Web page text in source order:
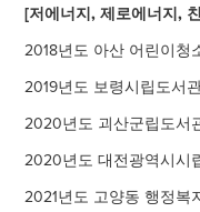
[저에너지, 제로에너지,
2018년도 아산 어린이청
2019년도 보령시립도서
2020년도 괴산군립도서
2020년도 대전광역시시
2021년도 고양동 행정복